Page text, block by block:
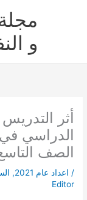
و
أثر
الدراسي في
الصف
/ اعداد عام 2021 ,
Editor